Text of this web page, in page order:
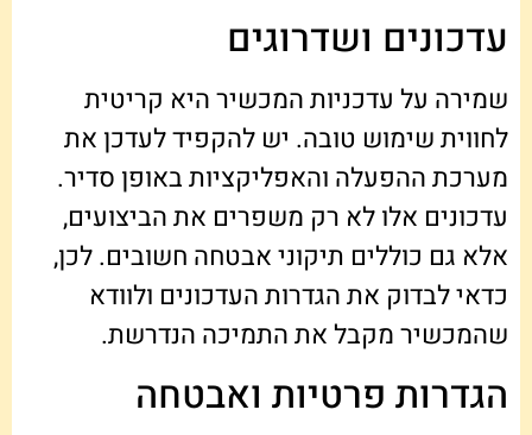
עדכונים ושדרוגים
שמירה על עדכניות המכשיר היא קריטית
לחווית שימוש טובה. יש להקפיד לעדכן את
מערכת ההפעלה והאפליקציות באופן סדיר.
עדכונים אלו לא רק משפרים את הביצועים,
אלא גם כוללים תיקוני אבטחה חשובים. לכן,
כדאי לבדוק את הגדרות העדכונים ולוודא
שהמכשיר מקבל את התמיכה הנדרשת.
הגדרות פרטיות ואבטחה